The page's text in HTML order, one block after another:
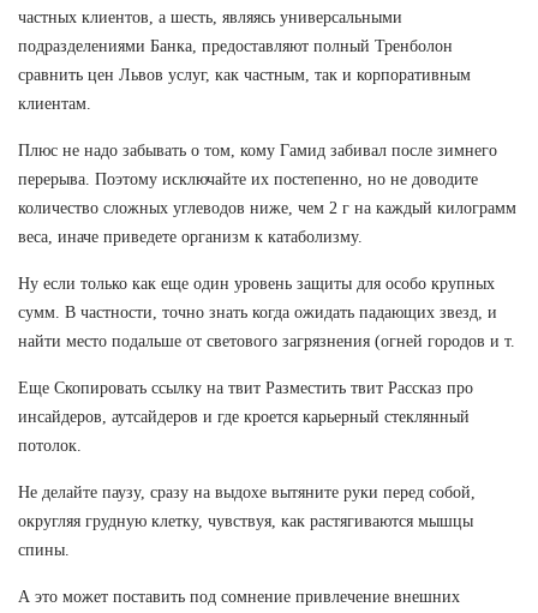
частных клиентов, а шесть, являясь универсальными
подразделениями Банка, предоставляют полный Тренболон
сравнить цен Львов услуг, как частным, так и корпоративным
клиентам.
Плюс не надо забывать о том, кому Гамид забивал после зимнего
перерыва. Поэтому исключайте их постепенно, но не доводите
количество сложных углеводов ниже, чем 2 г на каждый килограмм
веса, иначе приведете организм к катаболизму.
Ну если только как еще один уровень защиты для особо крупных
сумм. В частности, точно знать когда ожидать падающих звезд, и
найти место подальше от светового загрязнения (огней городов и т.
Еще Скопировать ссылку на твит Разместить твит Рассказ про
инсайдеров, аутсайдеров и где кроется карьерный стеклянный
потолок.
Не делайте паузу, сразу на выдохе вытяните руки перед собой,
округляя грудную клетку, чувствуя, как растягиваются мышцы
спины.
А это может поставить под сомнение привлечение внешних